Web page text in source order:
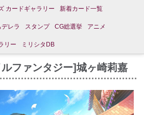
カードギャラリー 新着カード一覧
レラ スタンプ CG総選挙 アニメ
リー ミリシタDB
ファンタジー]城ヶ崎莉嘉